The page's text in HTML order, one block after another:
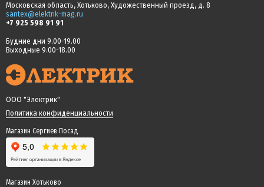
Московская область, Хотьково, Художественный проезд, д. 8
santex@elektrik-mag.ru
+7 925 598 91 91
Будние дни 9.00-19.00
Выходные 9.00-18.00
ООО "Электрик"
Политика конфиденциальности
Магазин Сергиев Посад
Магазин Хотьково